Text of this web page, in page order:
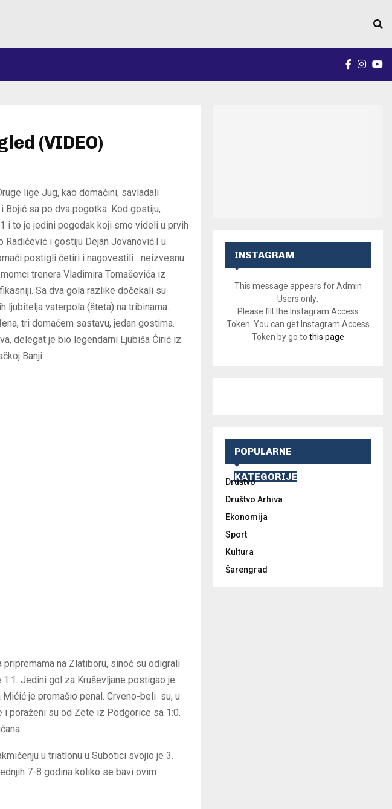
(VIDEO)
lige Jug, kao domaćini, savladali
Bojić sa po dva pogotka. Kod gostiju,
i to je jedini pogodak koji smo videli u prvih
Radičević i gostiju Dejan Jovanović.I u
postigli četiri i nagovestili neizvesnu
trenera Vladimira Tomaševića iz
Sa dva gola razlike dočekali su
ljubitelja vaterpola (šteta) na tribinama.
tri domaćem sastavu, jedan gostima.
delegat je bio legendarni Ljubiša Ćirić iz
Banji.
pripremama na Zlatiboru, sinoć su odigrali
Jedini gol za Kruševljane postigao je
je promašio penal. Crveno-beli su, u
poraženi su od Zete iz Podgorice sa 1:0.
u triatlonu u Subotici svojio je 3.
7-8 godina koliko se bavi ovim
INSTAGRAM
This message appears for Admin
Users only:
Please fill the Instagram Access
Token. You can get Instagram Access
Token by go to this page
POPULARNE
KATEGORIJE
Društvo
Društvo Arhiva
Ekonomija
Sport
Kultura
Šarengrad